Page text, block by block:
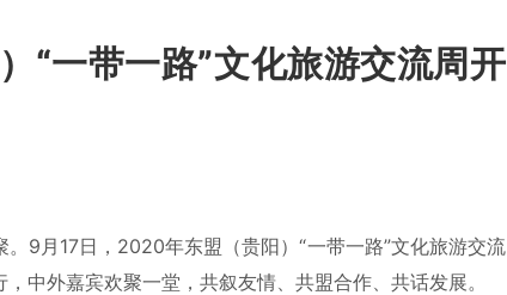
“一带一路”文化旅游交流周开
9月17日，2020年东盟（贵阳）“一带一路”文化旅游交流
中外嘉宾欢聚一堂，共叙友情、共盟合作、共话发展。